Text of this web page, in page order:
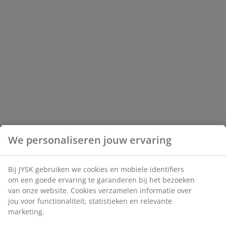
We personaliseren jouw ervaring
Bij JYSK gebruiken we cookies en mobiele identifiers
om een goede ervaring te garanderen bij het bezoeken
van onze website. Cookies verzamelen informatie over
jou voor functionaliteit, statistieken en relevante
marketing.